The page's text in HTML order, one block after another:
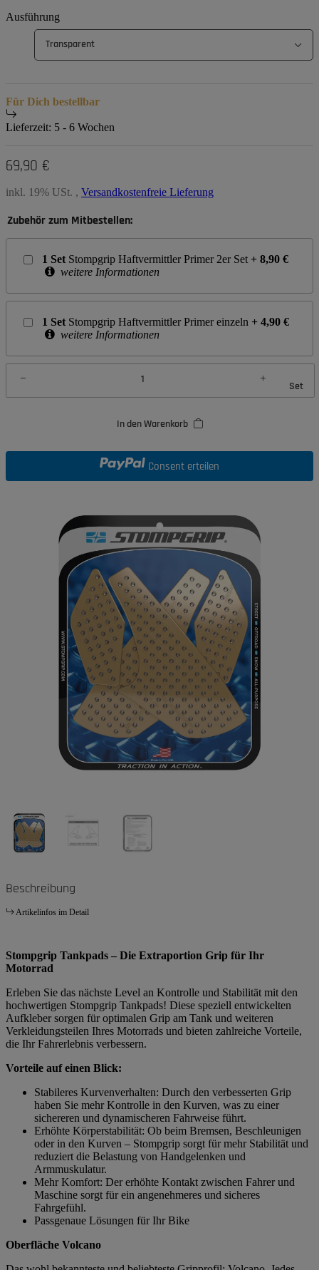
Ausführung
Transparent
Für Dich bestellbar
Lieferzeit: 5 - 6 Wochen
69,90 €
inkl. 19% USt. , Versandkostenfreie Lieferung
Zubehör zum Mitbestellen:
1 Set Stompgrip Haftvermittler Primer 2er Set + 8,90 €
weitere Informationen
1 Set Stompgrip Haftvermittler Primer einzeln + 4,90 €
weitere Informationen
Set
In den Warenkorb
Consent erteilen
Beschreibung
Artikelinfos im Detail
Stompgrip Tankpads – Die Extraportion Grip für Ihr
Motorrad
Erleben Sie das nächste Level an Kontrolle und Stabilität mit den
hochwertigen Stompgrip Tankpads! Diese speziell entwickelten
Aufkleber sorgen für optimalen Grip am Tank und weiteren
Verkleidungsteilen Ihres Motorrads und bieten zahlreiche Vorteile,
die Ihr Fahrerlebnis verbessern.
Vorteile auf einen Blick:
Stabileres Kurvenverhalten: Durch den verbesserten Grip
haben Sie mehr Kontrolle in den Kurven, was zu einer
sichereren und dynamischeren Fahrweise führt.
Erhöhte Körperstabilität: Ob beim Bremsen, Beschleunigen
oder in den Kurven – Stompgrip sorgt für mehr Stabilität und
reduziert die Belastung von Handgelenken und
Armmuskulatur.
Mehr Komfort: Der erhöhte Kontakt zwischen Fahrer und
Maschine sorgt für ein angenehmeres und sicheres
Fahrgefühl.
Passgenaue Lösungen für Ihr Bike
Oberfläche Volcano